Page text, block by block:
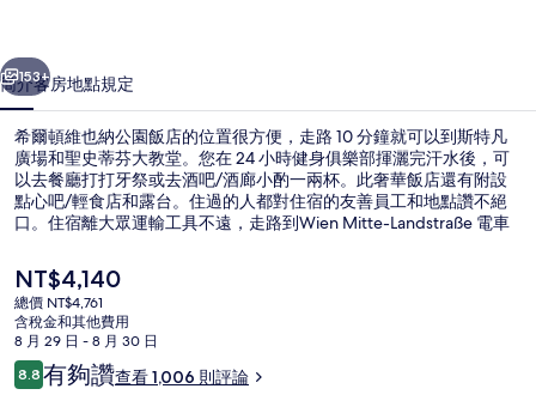
園
飯
店
的
相
片
集
個 下一個
153+
簡介客房地點規定
希爾頓維也納公園飯店的位置很方便，走路 10 分鐘就可以到斯特凡
廣場和聖史蒂芬大教堂。您在 24 小時健身俱樂部揮灑完汗水後，可
以去餐廳打打牙祭或去酒吧/酒廊小酌一兩杯。此奢華飯店還有附設
點心吧/輕食店和露台。住過的人都對住宿的友善員工和地點讚不絕
口。住宿離大眾運輸工具不遠，走路到Wien Mitte-Landstraße 電車
目
前
的
價
格
是
NT$4,140
總價 NT$4,761
含稅金和其他費用
8 月 29 日 - 8 月 30 日
評
論
8.88.8 分，滿分 10 分，
有夠讚查看 1,006 則評論